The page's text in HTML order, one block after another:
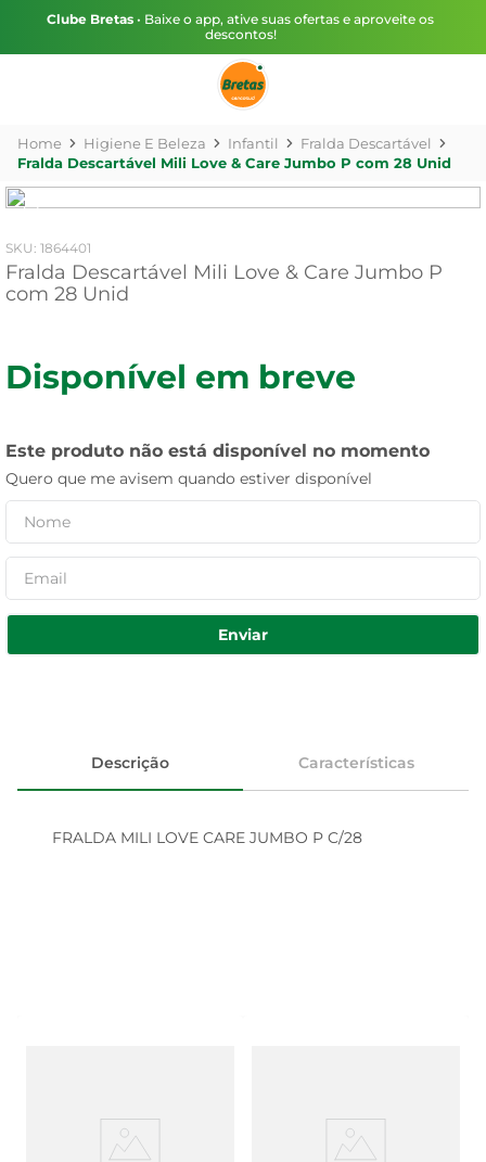
Clube Bretas • Baixe o app, ative suas ofertas e aproveite os
descontos!
Higiene E Beleza Infantil
Fralda Descartável
Fralda Descartável Mili Love & Care Jumbo P com 28 Unid
: 1864401
Fralda Descartável Mili Love & Care Jumbo P
com 28 Unid
Disponível em breve
Este produto não está disponível no momento
Quero que me avisem quando estiver disponível
Enviar
Descrição Características
FRALDA MILI LOVE CARE JUMBO P C/28